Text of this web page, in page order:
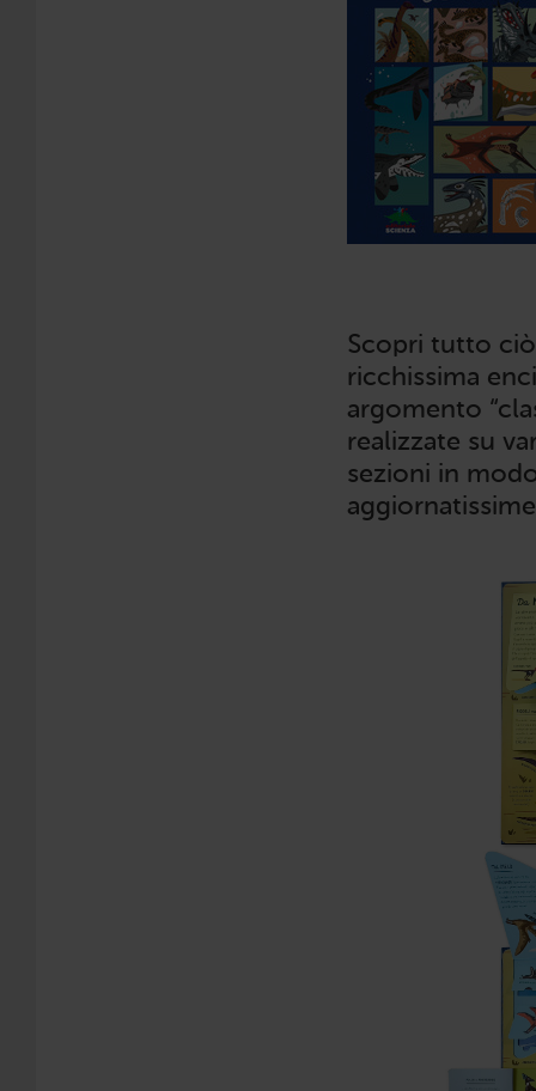
Scopri tutto
ricchissima
argomento
realizzate su
sezioni in